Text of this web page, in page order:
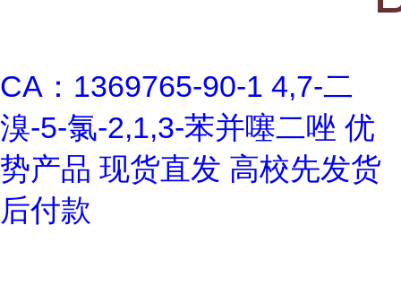
CA：1369765-90-1 4,7-二
溴-5-氯-2,1,3-苯并噻二唑 优
势产品 现货直发 高校先发货
后付款